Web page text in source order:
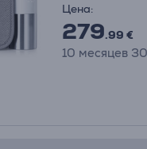
Цена:
279.99 €
10 месяцев